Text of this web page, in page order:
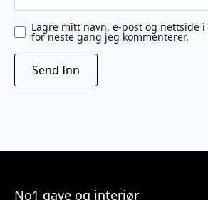
Lagre mitt navn, e-post og nettside
for neste gang jeg kommenterer.
No1 gave og interiør